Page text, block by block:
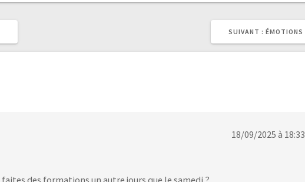
SUIVANT : ARTICLE
ÉMOTIONS
18/09/2025 à 18:33
faites des formations un autre jours que le samedi ?